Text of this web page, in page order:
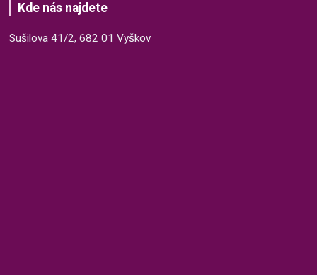
Kde nás najdete
Sušilova 41/2, 682 01 Vyškov